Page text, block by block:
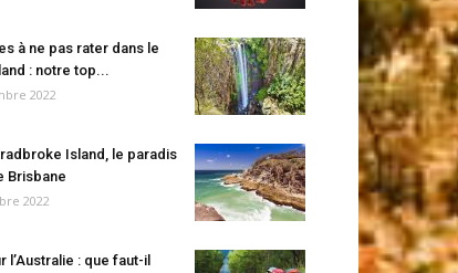
à ne pas rater dans le
: notre top...
2022
Island, le paradis
Brisbane
2022
l’Australie : que faut-il